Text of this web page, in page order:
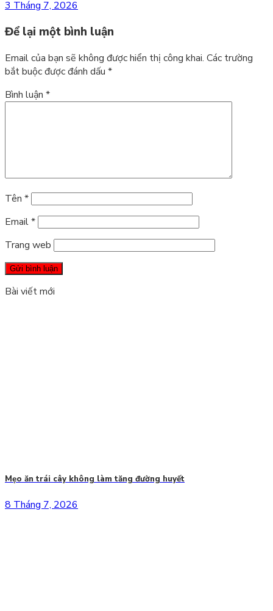
3 Tháng 7, 2026
Để lại một bình luận
Email của bạn sẽ không được hiển thị công khai. Các trường
bắt buộc được đánh dấu *
Bình luận *
Tên *
Email*
Trang web
Bài viết mới
Mẹo ăn trái cây không làm tăng đường huyết
8 Tháng 7, 2026